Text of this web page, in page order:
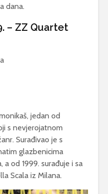
dana.
– ZZ Quartet
jedan od
s nevjerojatnom
Surađivao je s
glazbenicima
od 1999. surađuje i sa
Scala iz Milana.